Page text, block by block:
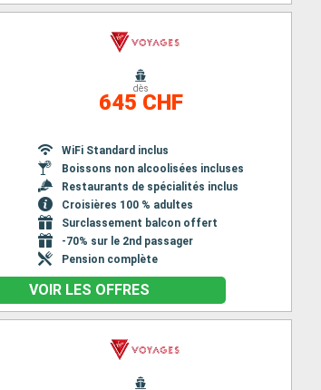
dès
645 CHF
WiFi Standard inclus
Boissons non alcoolisées incluses
Restaurants de spécialités inclus
Croisières 100 % adultes
Surclassement balcon offert
-70% sur le 2nd passager
Pension complète
VOIR LES OFFRES